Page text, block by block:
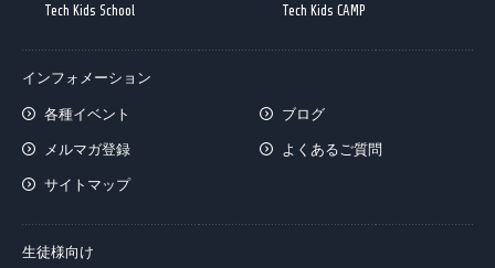
Tech Kids School
Tech Kids CAMP
インフォメーション
各種イベント ブログ
メルマガ登録 よくあるご質問
サイトマップ
生徒様向け